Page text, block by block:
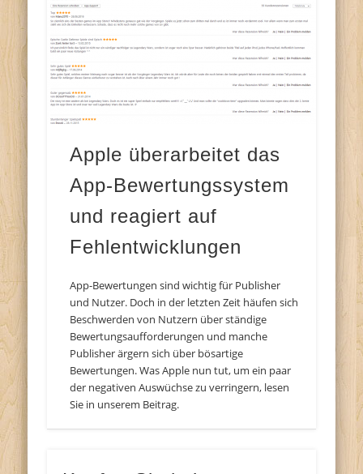
Apple überarbeitet das
App-Bewertungssystem
und reagiert auf
Fehlentwicklungen
App-Bewertungen sind wichtig für Publisher
und Nutzer. Doch in der letzten Zeit häufen sich
Beschwerden von Nutzern über ständige
Bewertungsaufforderungen und manche
Publisher ärgern sich über bösartige
Bewertungen. Was Apple nun tut, um ein paar
der negativen Auswüchse zu verringern, lesen
Sie in unserem Beitrag.